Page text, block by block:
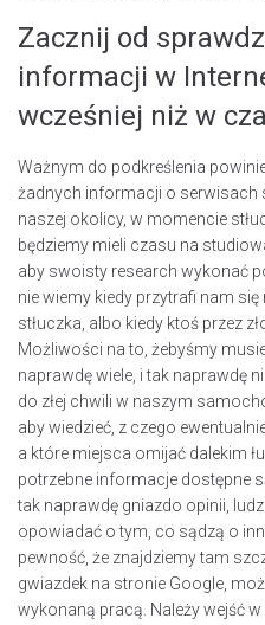
Zacznij od
informacji w
wcześniej niż w
Ważnym do podkreślenia
żadnych informacji o
naszej okolicy, w momencie
będziemy mieli czasu na
aby swoisty research wykonać
nie wiemy kiedy przytrafi nam
stłuczka, albo kiedy ktoś przez
Możliwości na to, żebyśmy
naprawdę wiele, i tak naprawdę
do złej chwili w naszym
aby wiedzieć, z czego
a które miejsca omijać dalekim
potrzebne informacje dostępne
tak naprawdę gniazdo opinii,
opowiadać o tym, co sądzą o
pewność, że znajdziemy tam
gwiazdek na stronie Google,
wykonaną pracą. Należy wejść